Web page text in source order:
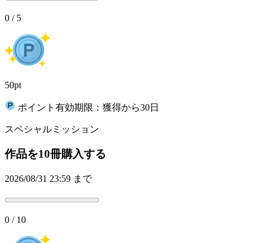
0 / 5
50pt
ポイント有効期限：獲得から30日
スペシャルミッション
作品を10冊購入する
2026/08/31 23:59 まで
0 / 10